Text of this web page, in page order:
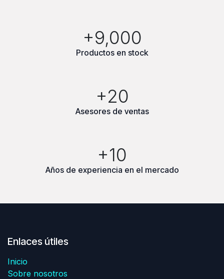
+9,000
Productos en stock
+20
Asesores de ventas
+10
Años de experiencia en el mercado
Enlaces útiles
Inicio
Sobre nosotros